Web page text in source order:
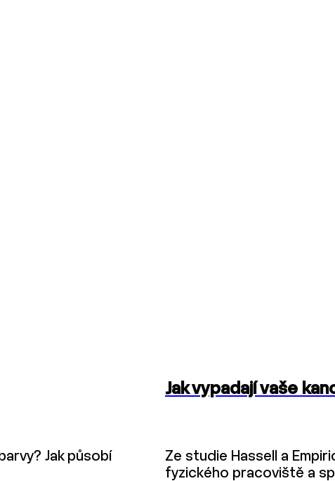
Jak působí
Jak vypadají vaše
Ze studie Hassell a
fyzického pracoviště a